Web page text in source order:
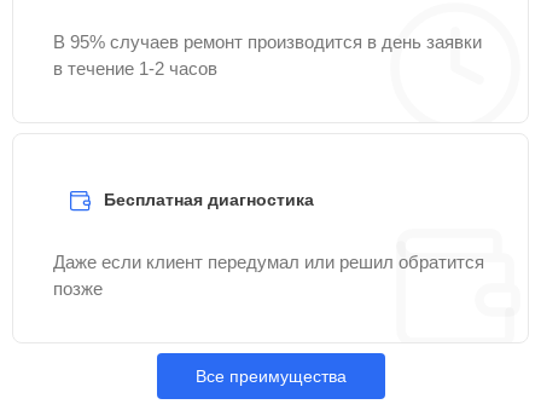
В 95% случаев ремонт производится в день заявки
в течение 1-2 часов
Бесплатная диагностика
Даже если клиент передумал или решил обратится
позже
Все преимущества